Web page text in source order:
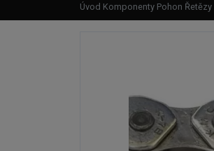
Úvod Komponenty Pohon Řetězy